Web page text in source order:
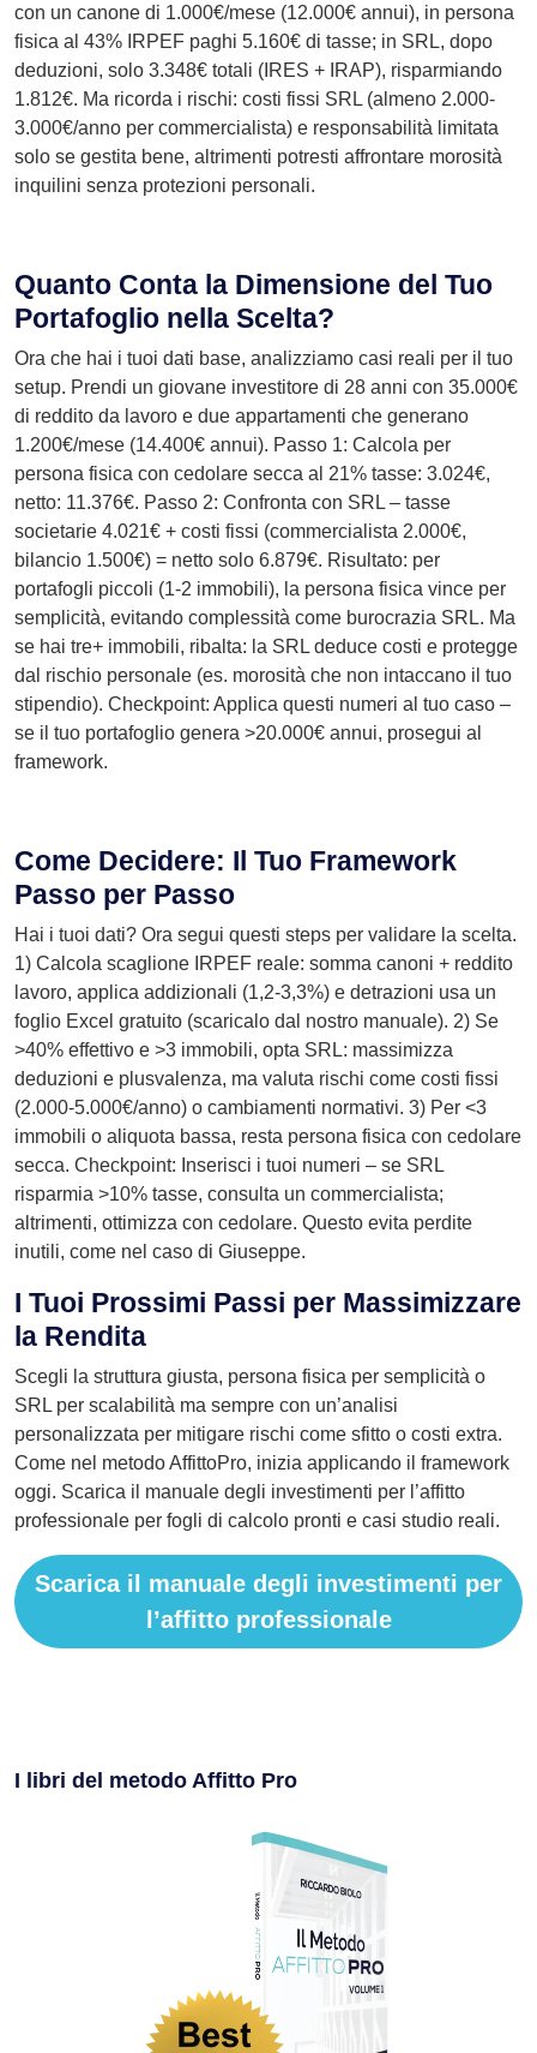
con un canone di 1.000€/mese (12.000€ annui), in persona
fisica al 43% IRPEF paghi 5.160€ di tasse; in SRL, dopo
deduzioni, solo 3.348€ totali (IRES + IRAP), risparmiando
1.812€. Ma ricorda i rischi: costi fissi SRL (almeno 2.000-
3.000€/anno per commercialista) e responsabilità limitata
solo se gestita bene, altrimenti potresti affrontare morosità
inquilini senza protezioni personali.
Quanto Conta la Dimensione del Tuo
Portafoglio nella Scelta?
Ora che hai i tuoi dati base, analizziamo casi reali per il tuo
setup. Prendi un giovane investitore di 28 anni con 35.000€
di reddito da lavoro e due appartamenti che generano
1.200€/mese (14.400€ annui). Passo 1: Calcola per
persona fisica con cedolare secca al 21% tasse: 3.024€,
netto: 11.376€. Passo 2: Confronta con SRL – tasse
societarie 4.021€ + costi fissi (commercialista 2.000€,
bilancio 1.500€) = netto solo 6.879€. Risultato: per
portafogli piccoli (1-2 immobili), la persona fisica vince per
semplicità, evitando complessità come burocrazia SRL. Ma
se hai tre+ immobili, ribalta: la SRL deduce costi e protegge
dal rischio personale (es. morosità che non intaccano il tuo
stipendio). Checkpoint: Applica questi numeri al tuo caso –
se il tuo portafoglio genera >20.000€ annui, prosegui al
framework.
Come Decidere: Il Tuo Framework
Passo per Passo
Hai i tuoi dati? Ora segui questi steps per validare la scelta.
1) Calcola scaglione IRPEF reale: somma canoni + reddito
lavoro, applica addizionali (1,2-3,3%) e detrazioni usa un
foglio Excel gratuito (scaricalo dal nostro manuale). 2) Se
>40% effettivo e >3 immobili, opta SRL: massimizza
deduzioni e plusvalenza, ma valuta rischi come costi fissi
(2.000-5.000€/anno) o cambiamenti normativi. 3) Per <3
immobili o aliquota bassa, resta persona fisica con cedolare
secca. Checkpoint: Inserisci i tuoi numeri – se SRL
risparmia >10% tasse, consulta un commercialista;
altrimenti, ottimizza con cedolare. Questo evita perdite
inutili, come nel caso di Giuseppe.
I Tuoi Prossimi Passi per Massimizzare
la Rendita
Scegli la struttura giusta, persona fisica per semplicità o
SRL per scalabilità ma sempre con un’analisi
personalizzata per mitigare rischi come sfitto o costi extra.
Come nel metodo AffittoPro, inizia applicando il framework
oggi. Scarica il manuale degli investimenti per l’affitto
professionale per fogli di calcolo pronti e casi studio reali.
Scarica il manuale degli investimenti per
l’affitto professionale
I libri del metodo Affitto Pro